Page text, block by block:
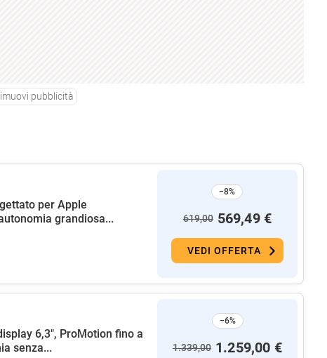
pubblicità
per Apple
grandiosa...
−8%
619,00 569,49 €
VEDI OFFERTA
6,3", ProMotion fino a
senza...
−6%
1.339,00 1.259,00 €